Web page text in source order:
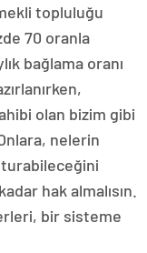
topluluğu
70 oranla
bağlama oranı
olan bizim gibi
nelerin
hak almalısın.
bir sisteme